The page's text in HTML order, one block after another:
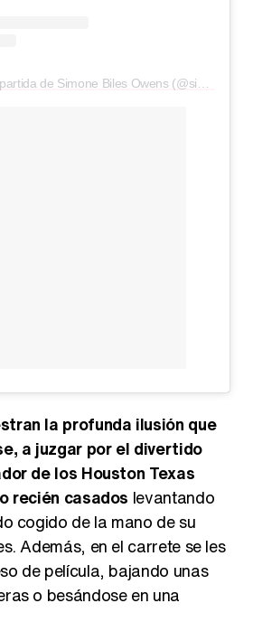
Una publicación compartida de Simone Biles Owens (@simonebiles)
la profunda ilusión que
a juzgar por el divertido
de los Houston Texas
recién casados levantando
cogido de la mano de su
Además, en el carrete se les
de película, bajando unas
o besándose en una